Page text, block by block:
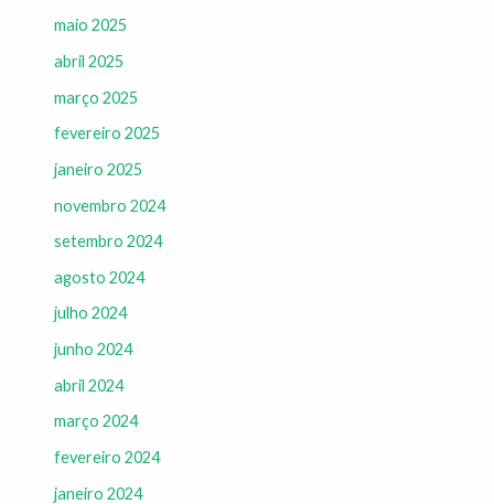
maio 2025
abril 2025
março 2025
fevereiro 2025
janeiro 2025
novembro 2024
setembro 2024
agosto 2024
julho 2024
junho 2024
abril 2024
março 2024
fevereiro 2024
janeiro 2024